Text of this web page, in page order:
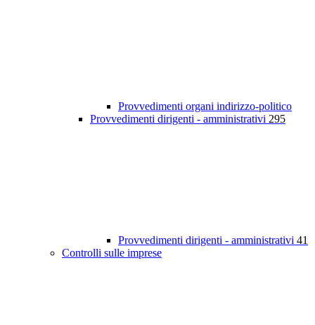
Provvedimenti organi indirizzo-politico
Provvedimenti dirigenti - amministrativi 295
Provvedimenti dirigenti - amministrativi 41
Controlli sulle imprese